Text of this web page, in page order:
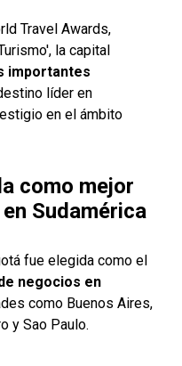
Travel Awards,
la capital
importantes
líder en
en el ámbito
como mejor
Sudamérica
fue elegida como el
negocios en
como Buenos Aires,
y Sao Paulo.